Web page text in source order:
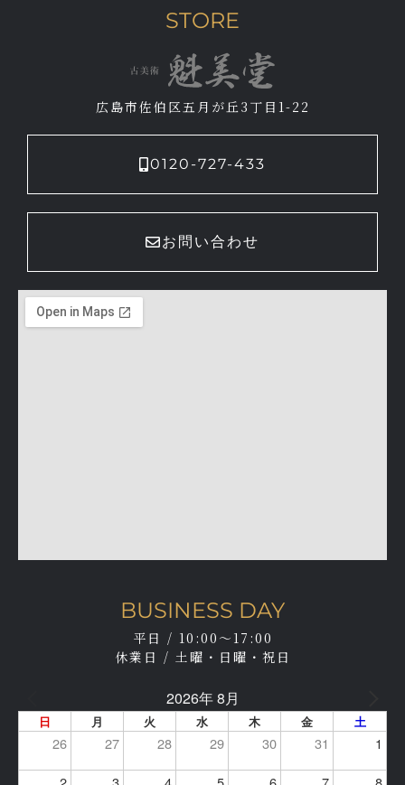
STORE
広島市佐伯区五月が丘3丁目1-22
0120-727-433
お問い合わせ
BUSINESS DAY
平日 / 10:00～17:00
休業日 / 土曜・日曜・祝日
2026年 8月
日 月 火 水 木 金 土
26 27 28 29 30 31 1